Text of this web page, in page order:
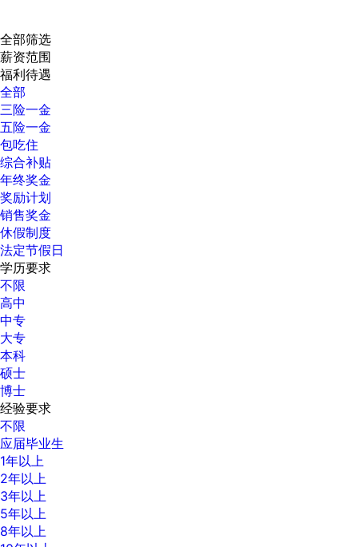
全部筛选
薪资范围
福利待遇
全部
三险一金
五险一金
包吃住
综合补贴
年终奖金
奖励计划
销售奖金
休假制度
法定节假日
学历要求
不限
高中
中专
大专
本科
硕士
博士
经验要求
不限
应届毕业生
1年以上
2年以上
3年以上
5年以上
8年以上